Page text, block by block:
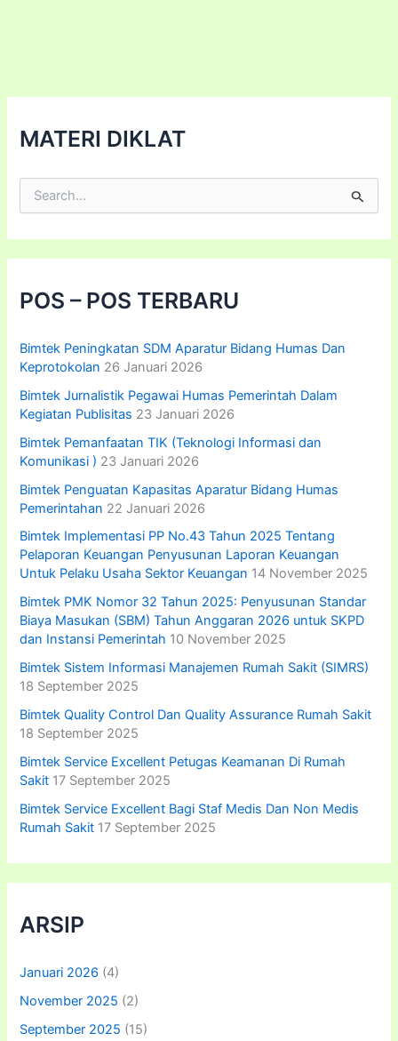
MATERI DIKLAT
i
u
t
u
:
POS – POS TERBARU
Bimtek Peningkatan SDM Aparatur Bidang Humas Dan
Keprotokolan 26 Januari 2026
Bimtek Jurnalistik Pegawai Humas Pemerintah Dalam
Kegiatan Publisitas 23 Januari 2026
Bimtek Pemanfaatan TIK (Teknologi Informasi dan
Komunikasi ) 23 Januari 2026
Bimtek Penguatan Kapasitas Aparatur Bidang Humas
Pemerintahan 22 Januari 2026
Bimtek Implementasi PP No.43 Tahun 2025 Tentang
Pelaporan Keuangan Penyusunan Laporan Keuangan
Untuk Pelaku Usaha Sektor Keuangan 14 November 2025
Bimtek PMK Nomor 32 Tahun 2025: Penyusunan Standar
Biaya Masukan (SBM) Tahun Anggaran 2026 untuk SKPD
dan Instansi Pemerintah 10 November 2025
Bimtek Sistem Informasi Manajemen Rumah Sakit (SIMRS)
18 September 2025
Bimtek Quality Control Dan Quality Assurance Rumah Sakit
18 September 2025
Bimtek Service Excellent Petugas Keamanan Di Rumah
Sakit 17 September 2025
Bimtek Service Excellent Bagi Staf Medis Dan Non Medis
Rumah Sakit 17 September 2025
ARSIP
Januari 2026 (4)
November 2025 (2)
September 2025 (15)